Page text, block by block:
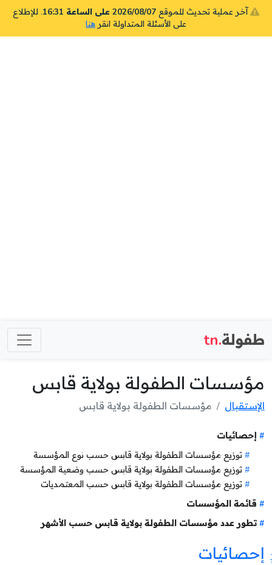
آخر عملية تحديث للموقع 2026/08/07 على الساعة 16:31
. للإطلاع
على الأسئلة المتداولة انقر هنا
طفولة.tn
مؤسسات الطفولة بولاية قابس
الإستقبال مؤسسات الطفولة بولاية قابس
إحصائيات
توزيع مؤسسات الطفولة بولاية قابس حسب نوع المؤسسة
توزيع مؤسسات الطفولة بولاية قابس حسب وضعية المؤسسة
توزيع مؤسسات الطفولة بولاية قابس حسب المعتمديات
قائمة المؤسسات
تطور عدد مؤسسات الطفولة بولاية قابس حسب الأشهر
إحصائيات